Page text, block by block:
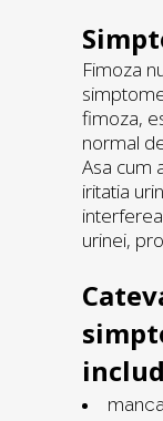
Fimoza
fimoza,
normal
Asa cum
iritatia
urinei,